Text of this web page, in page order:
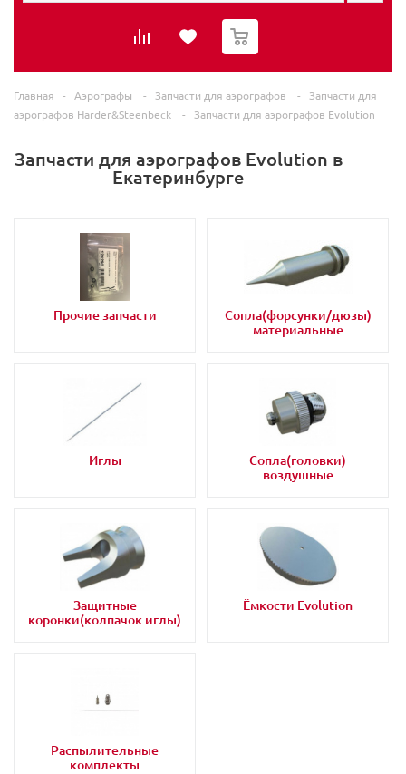
0
Главная - Аэрографы - Запчасти для аэрографов -
Запчасти для
аэрографов Harder&Steenbeck
- Запчасти для аэрографов Evolution
Запчасти для аэрографов Evolution в
Екатеринбурге
Прочие запчасти
Сопла(форсунки/дюзы)
материальные
Иглы
Сопла(головки)
воздушные
Защитные
коронки(колпачок иглы)
Ёмкости Evolution
Распылительные
комплекты